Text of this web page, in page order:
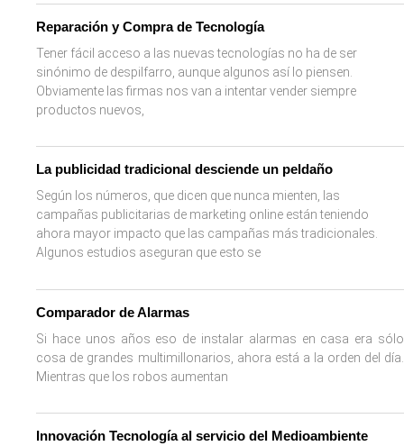
Reparación y Compra de Tecnología
Tener fácil acceso a las nuevas tecnologías no ha de ser
sinónimo de despilfarro, aunque algunos así lo piensen.
Obviamente las firmas nos van a intentar vender siempre
productos nuevos,
La publicidad tradicional desciende un peldaño
Según los números, que dicen que nunca mienten, las
campañas publicitarias de marketing online están teniendo
ahora mayor impacto que las campañas más tradicionales.
Algunos estudios aseguran que esto se
Comparador de Alarmas
Si hace unos años eso de instalar alarmas en casa era sólo
cosa de grandes multimillonarios, ahora está a la orden del día.
Mientras que los robos aumentan
Innovación Tecnología al servicio del Medioambiente